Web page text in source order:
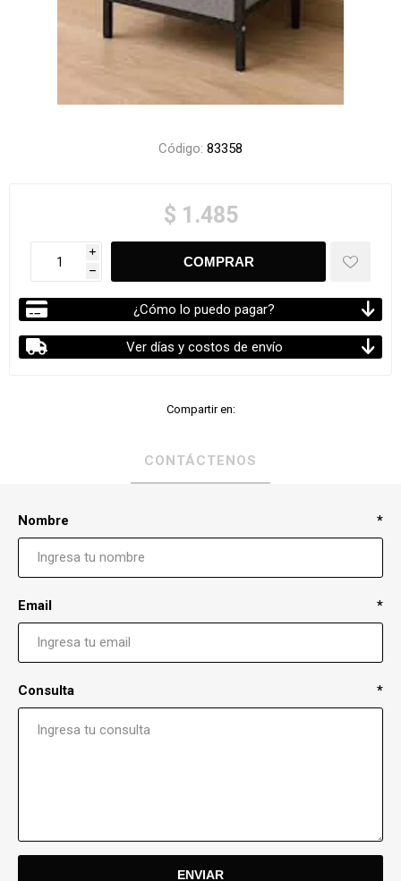
Código: 83358
$ 1.485
i
h
¿Cómo lo puedo pagar?
Ver días y costos de envío
Compartir en:
CONTÁCTENOS
Nombre *
Email *
Consulta *